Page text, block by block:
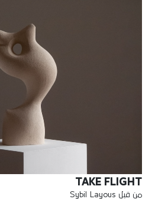
TAKE FLIGHT
من قبل Sybil Layous